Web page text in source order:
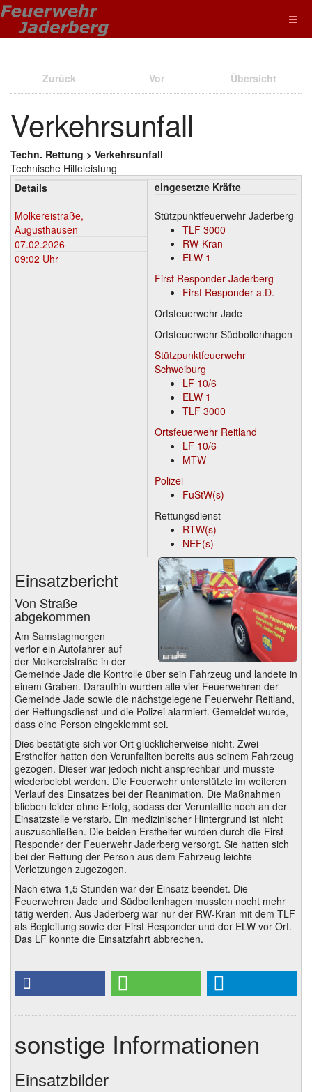
Zurück Vor Übersicht
Verkehrsunfall
Techn. Rettung > Verkehrsunfall
Technische Hilfeleistung
Details
Molkereistraße,
Augusthausen
07.02.2026
09:02 Uhr
eingesetzte Kräfte
Stützpunktfeuerwehr Jaderberg
TLF 3000
RW-Kran
ELW 1
First Responder Jaderberg
First Responder a.D.
Ortsfeuerwehr Jade
Ortsfeuerwehr Südbollenhagen
Stützpunktfeuerwehr
Schweiburg
LF 10/6
ELW 1
TLF 3000
Ortsfeuerwehr Reitland
LF 10/6
MTW
Polizei
FuStW(s)
Rettungsdienst
RTW(s)
NEF(s)
Einsatzbericht
Von Straße
abgekommen
Am Samstagmorgen
verlor ein Autofahrer auf
der Molkereistraße in der
Gemeinde Jade die Kontrolle über sein Fahrzeug und landete in
einem Graben. Daraufhin wurden alle vier Feuerwehren der
Gemeinde Jade sowie die nächstgelegene Feuerwehr Reitland,
der Rettungsdienst und die Polizei alarmiert. Gemeldet wurde,
dass eine Person eingeklemmt sei.
Dies bestätigte sich vor Ort glücklicherweise nicht. Zwei
Ersthelfer hatten den Verunfallten bereits aus seinem Fahrzeug
gezogen. Dieser war jedoch nicht ansprechbar und musste
wiederbelebt werden. Die Feuerwehr unterstützte im weiteren
Verlauf des Einsatzes bei der Reanimation. Die Maßnahmen
blieben leider ohne Erfolg, sodass der Verunfallte noch an der
Einsatzstelle verstarb. Ein medizinischer Hintergrund ist nicht
auszuschließen. Die beiden Ersthelfer wurden durch die First
Responder der Feuerwehr Jaderberg versorgt. Sie hatten sich
bei der Rettung der Person aus dem Fahrzeug leichte
Verletzungen zugezogen.
Nach etwa 1,5 Stunden war der Einsatz beendet. Die
Feuerwehren Jade und Südbollenhagen mussten nocht mehr
tätig werden. Aus Jaderberg war nur der RW-Kran mit dem TLF
als Begleitung sowie der First Responder und der ELW vor Ort.
Das LF konnte die Einsatzfahrt abbrechen.
sonstige Informationen
Einsatzbilder